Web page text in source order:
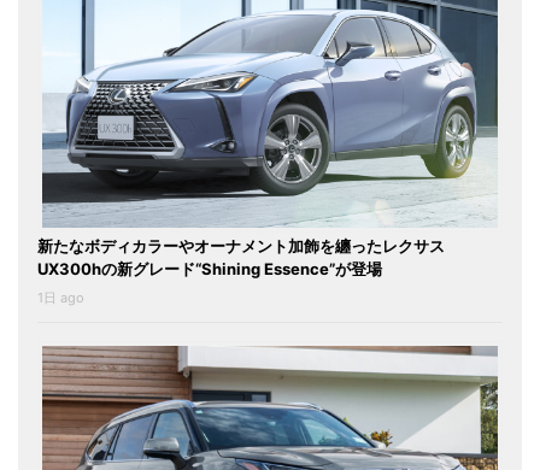
新たなボディカラーやオーナメント加飾を纏ったレクサス
UX300hの新グレード“Shining Essence”が登場
1日 ago